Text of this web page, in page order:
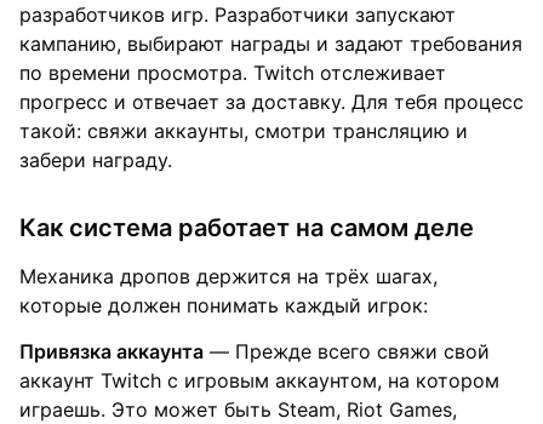
разработчиков игр. Разработчики запускают
кампанию, выбирают награды и задают требования
по времени просмотра. Twitch отслеживает
прогресс и отвечает за доставку. Для тебя процесс
такой: свяжи аккаунты, смотри трансляцию и
забери награду.
Как система работает на самом деле
Механика дропов держится на трёх шагах,
которые должен понимать каждый игрок:
Привязка аккаунта — Прежде всего свяжи свой
аккаунт Twitch с игровым аккаунтом, на котором
играешь. Это может быть Steam, Riot Games,